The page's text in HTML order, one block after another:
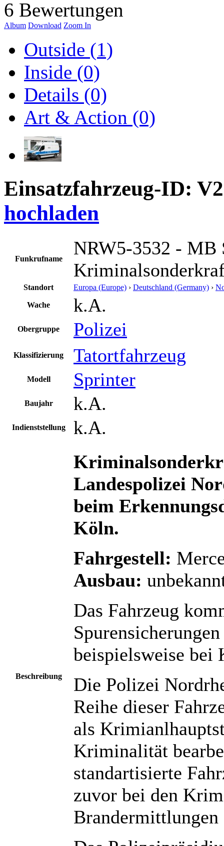
6 Bewertungen
Album Download Zoom In
Outside (1)
Inside (0)
Details (0)
Art & Action (0)
Einsatzfahrzeug-ID:
hochladen
Funkrufname
NRW5-3532 - MB
Standort Europa (Europe) › Deutschland (Germany) ›
Wache k.A.
Obergruppe Polizei
Klassifizierung Tatortfahrzeug
Modell Sprinter
Baujahr k.A.
Indienststellung k.A.
Beschreibung
Landespolizei
beim
Köln.
Fahrgestell:
Ausbau:
Das Fahrzeug
beispielsweise bei
Die Polizei
Reihe dieser
als
Kriminalität
standartisierte
zuvor bei den